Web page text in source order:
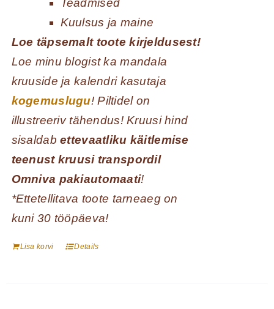
Teadmised
Kuulsus ja maine
Loe täpsemalt toote kirjeldusest!
Loe minu blogist ka mandala
kruuside ja kalendri kasutaja
kogemuslugu! Piltidel on
illustreeriv tähendus! Kruusi hind
sisaldab ettevaatliku käitlemise
teenust kruusi transpordil
Omniva pakiautomaati!
*Ettetellitava toote tarneaeg on
kuni 30 tööpäeva!
Lisa korvi Details